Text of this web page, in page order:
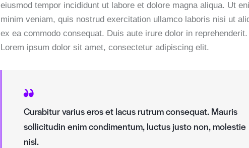
eiusmod tempor incididunt ut labore et dolore magna aliqua. Ut
minim veniam, quis nostrud exercitation ullamco laboris nisi ut
ex ea commodo consequat. Duis aute irure dolor in reprehenderit.
Lorem ipsum dolor sit amet, consectetur adipiscing elit.
Curabitur varius eros et lacus rutrum consequat. Mauris
sollicitudin enim condimentum, luctus justo non, molestie
nisl.